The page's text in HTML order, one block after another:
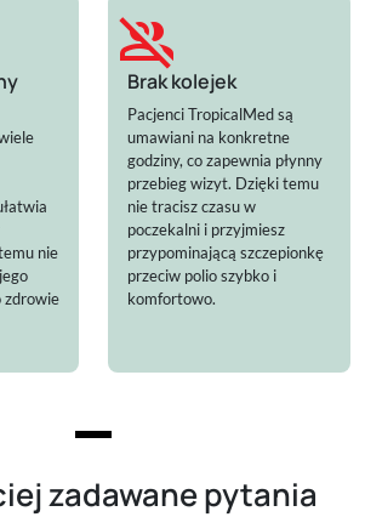
nie
zdrowie
group_off
Brak kolejek
Pacjenci TropicalMed są
umawiani na konkretne
godziny, co zapewnia płynny
przebieg wizyt. Dzięki temu
nie tracisz czasu w
poczekalni i przyjmiesz
przypominającą szczepionkę
przeciw polio szybko i
komfortowo.
zadawane pytania